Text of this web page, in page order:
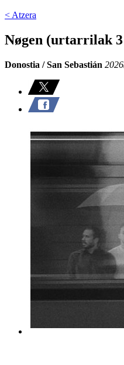
< Atzera
Nøgen (urtarrilak 3
Donostia / San Sebastián